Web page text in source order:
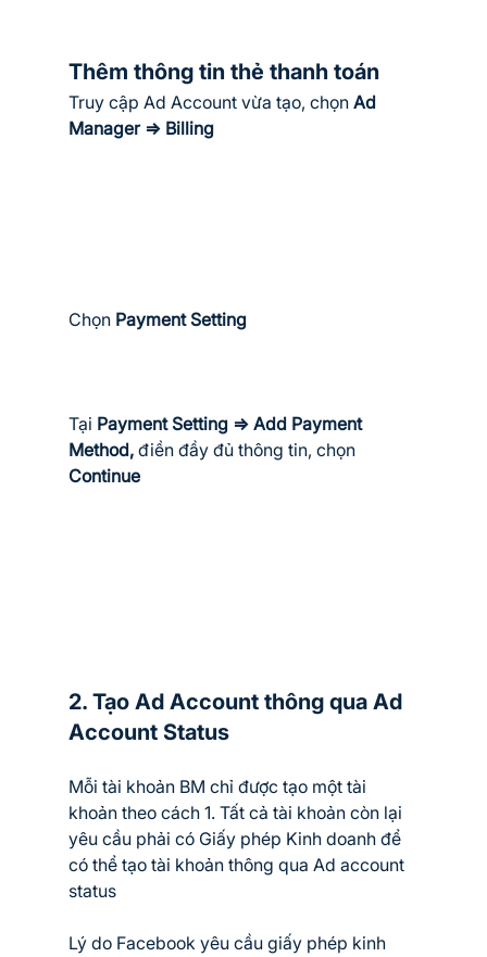
Thêm thông tin thẻ thanh toán
Truy cập Ad Account vừa tạo, chọn Ad
Manager => Billing
Chọn Payment Setting
Tại Payment Setting => Add Payment
Method, điền đầy đủ thông tin, chọn
Continue
2. Tạo Ad Account thông qua Ad
Account Status
Mỗi tài khoản BM chỉ được tạo một tài
khoản theo cách 1. Tất cả tài khoản còn lại
yêu cầu phải có Giấy phép Kinh doanh để
có thể tạo tài khoản thông qua Ad account
status
Lý do Facebook yêu cầu giấy phép kinh